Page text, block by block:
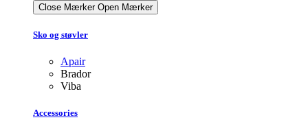
Close Mærker Open Mærker
Sko og støvler
Apair
Brador
Viba
Accessories